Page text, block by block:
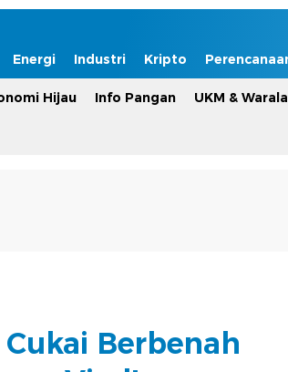
Energi Industri Kripto
Hijau Info Pangan UKM &
Berbenah